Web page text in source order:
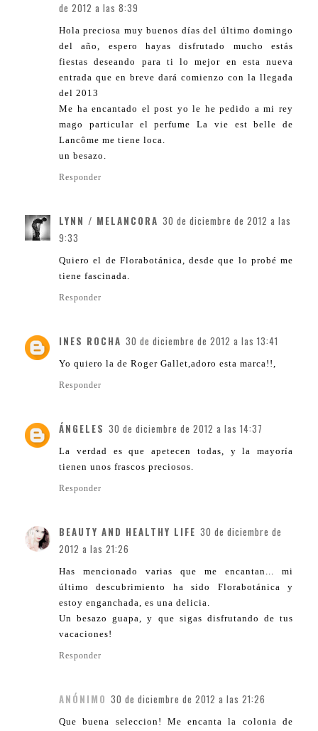
de 2012 a las 8:39
Hola preciosa muy buenos días del último domingo
del año, espero hayas disfrutado mucho estás
fiestas deseando para ti lo mejor en esta nueva
entrada que en breve dará comienzo con la llegada
del 2013
Me ha encantado el post yo le he pedido a mi rey
mago particular el perfume La vie est belle de
Lancôme me tiene loca.
un besazo.
Responder
LYNN / MELANCORA 30 de diciembre de 2012 a las
9:33
Quiero el de Florabotánica, desde que lo probé me
tiene fascinada.
Responder
INES ROCHA 30 de diciembre de 2012 a las 13:41
Yo quiero la de Roger Gallet,adoro esta marca!!,
Responder
ÁNGELES 30 de diciembre de 2012 a las 14:37
La verdad es que apetecen todas, y la mayoría
tienen unos frascos preciosos.
Responder
BEAUTY AND HEALTHY LIFE 30 de diciembre de
2012 a las 21:26
Has mencionado varias que me encantan... mi
último descubrimiento ha sido Florabotánica y
estoy enganchada, es una delicia.
Un besazo guapa, y que sigas disfrutando de tus
vacaciones!
Responder
ANÓNIMO 30 de diciembre de 2012 a las 21:26
Que buena seleccion! Me encanta la colonia de